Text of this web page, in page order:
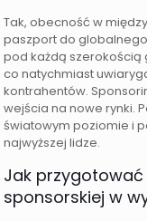
Tak, obecność w
paszport do
pod każdą szerokością
co natychmiast
kontrahentów.
wejścia na nowe rynki.
światowym poziomie i
najwyższej lidze.
Jak
sponsorskiej w